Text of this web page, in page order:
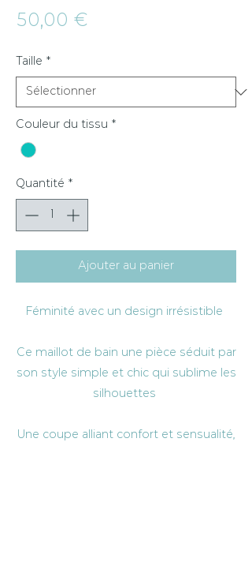
50,00 €
Taille *
Couleur du tissu *
Quantité *
Ajouter au panier
Féminité avec un design irrésistible
Ce maillot de bain une pièce séduit par
son style simple et chic qui sublime les
silhouettes
Une coupe alliant confort et sensualité,